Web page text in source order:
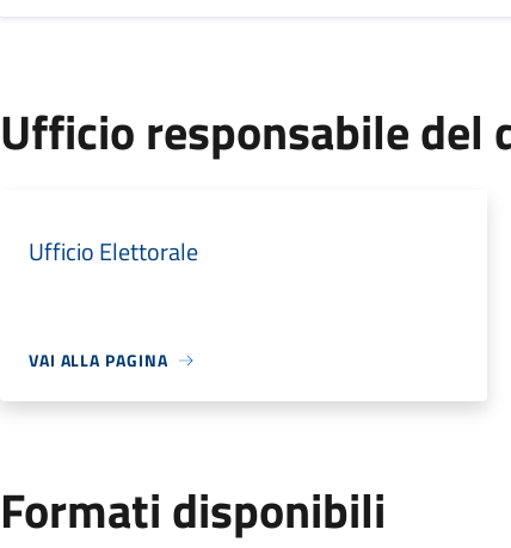
Ufficio responsabile del
Ufficio Elettorale
VAI ALLA PAGINA
Formati disponibili